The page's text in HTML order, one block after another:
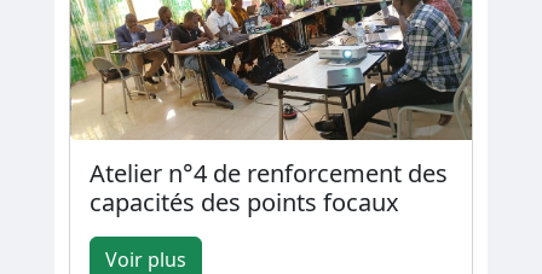
Atelier n°4 de renforcement des
capacités des points focaux
Voir plus